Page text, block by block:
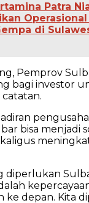
Patra
di
Pemprov
bagi investor
bisa menjadi
diperlukan
ke depan. Kita